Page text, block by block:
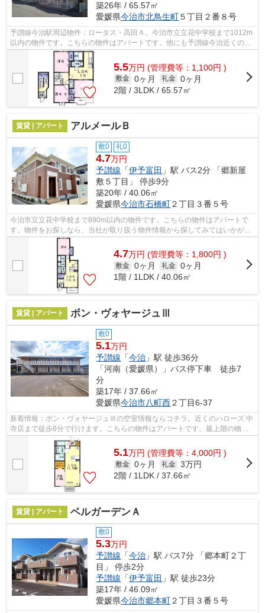
築26年 / 65.57㎡
愛媛県今治市北鳥生町５丁目２番８号
予讃線今治駅周辺物件：ロータス・高田Ａ。今治市立立花中学校まで1012m
以内の物件です。こちらの物件はアパートです。他にも予讃線今治近くの物
件をご覧になりたいのであれば、当社ま...
5.5万円 (管理費等：1,100円 )
敷金 0ヶ月 礼金 0ヶ月
2階 / 3LDK / 65.57㎡
賃貸 | アパート アルメールＢ
敷0 礼0
4.7万円
予讃線 「伊予富田 」駅 バス2分 「郷新屋
敷５丁目」 停歩9分
築20年 / 40.06㎡
愛媛県今治市石橋町２丁目３番５号
今治市立立花中学校まで890m以内の物件です。こちらの物件はアパートで
す。物件をお探しなら、当社が取り扱う物件情報から探してみてはいかがで
しょうか？当社は、様々な賃貸物件を取...
4.7万円 (管理費等：1,800円 )
敷金 0ヶ月 礼金 0ヶ月
1階 / 1LDK / 40.06㎡
賃貸 | アパート ボン・ヴォヤージュⅢ
敷0
5.1万円
予讃線 「今治 」駅 徒歩36分
「河南（愛媛県）」バス停下車 徒歩7
分
築17年 / 37.66㎡
愛媛県今治市八町西２丁目6-37
新着情報：ボン・ヴォヤージュⅢの空室情報ならコチラ。近くのハローズ 中
寺店まで徒歩6分で行けます。こちらの物件はアパートです。最上階の物件
です。当社スタッフが地域の賃貸情報を...
5.1万円 (管理費等：4,000円 )
敷金 0ヶ月 礼金 3万円
2階 / 1LDK / 37.66㎡
賃貸 | アパート ベルガーデンＡ
敷0
5.3万円
予讃線 「今治 」駅 バス7分 「郷本町２丁
目」 停歩2分
予讃線 「伊予富田 」駅 徒歩23分
築17年 / 46.09㎡
愛媛県今治市郷本町２丁目３番５号